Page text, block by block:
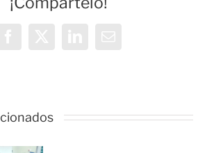
lanza